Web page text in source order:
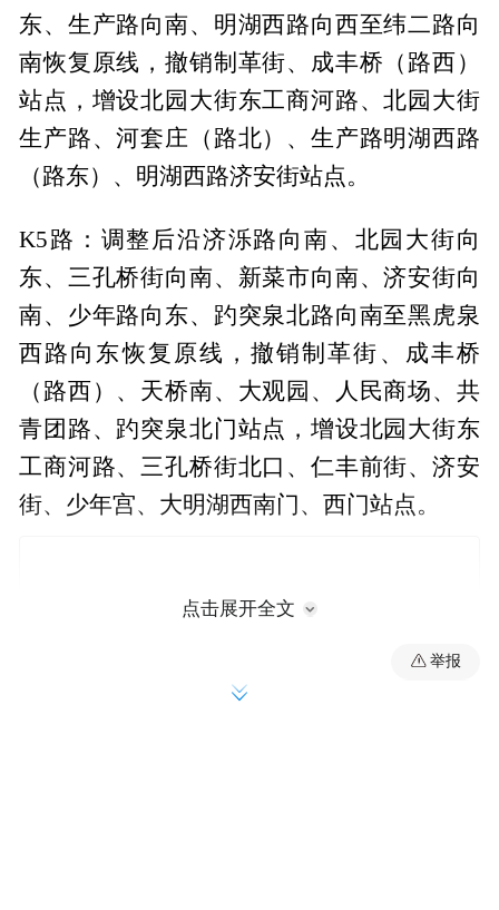
东、生产路向南、明湖西路向西至纬二路向
南恢复原线，撤销制革街、成丰桥（路西）
站点，增设北园大街东工商河路、北园大街
生产路、河套庄（路北）、生产路明湖西路
（路东）、明湖西路济安街站点。
K5路：调整后沿济泺路向南、北园大街向
东、三孔桥街向南、新菜市向南、济安街向
南、少年路向东、趵突泉北路向南至黑虎泉
西路向东恢复原线，撤销制革街、成丰桥
（路西）、天桥南、大观园、人民商场、共
青团路、趵突泉北门站点，增设北园大街东
工商河路、三孔桥街北口、仁丰前街、济安
街、少年宫、大明湖西南门、西门站点。
点击展开全文
举报